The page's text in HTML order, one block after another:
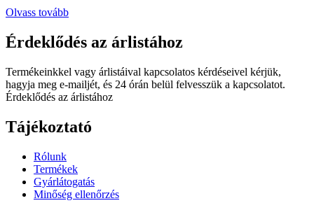
Olvass tovább
Érdeklődés az árlistához
Termékeinkkel vagy árlistáival kapcsolatos kérdéseivel kérjük,
hagyja meg e-mailjét, és 24 órán belül felvesszük a kapcsolatot.
Érdeklődés az árlistához
Tájékoztató
Rólunk
Termékek
Gyárlátogatás
Minőség ellenőrzés